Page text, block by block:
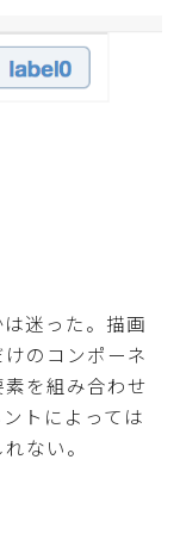
迷った。描画
のコンポーネ
を組み合わせ
トによっては
ない。